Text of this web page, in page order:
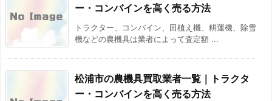
ー・コンバインを高く売る方法
トラクター、コンバイン、田植え機、耕運機、除雪
機などの農機具は業者によって査定額 ...
松浦市の農機具買取業者一覧｜トラクタ
ー・コンバインを高く売る方法